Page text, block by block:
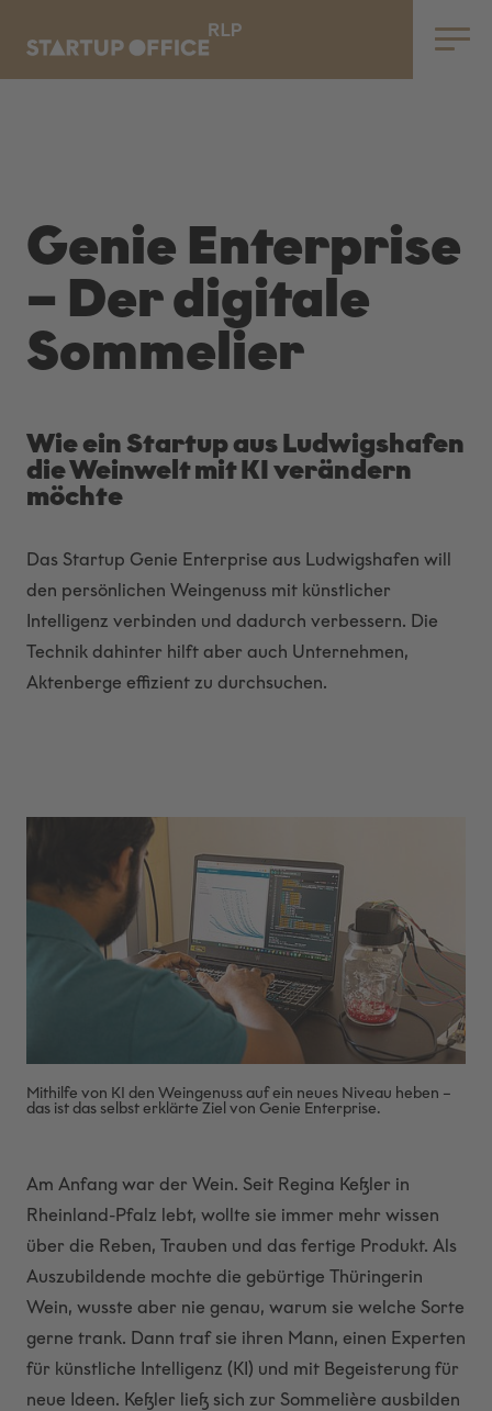
Genie Enterprise
– Der digitale
Sommelier
Wie ein Startup aus Ludwigshafen
die Weinwelt mit KI verändern
möchte
Das Startup Genie Enterprise aus Ludwigshafen will
den persönlichen Weingenuss mit künstlicher
Intelligenz verbinden und dadurch verbessern. Die
Technik dahinter hilft aber auch Unternehmen,
Aktenberge effizient zu durchsuchen.
Mithilfe von KI den Weingenuss auf ein neues Niveau heben –
das ist das selbst erklärte Ziel von Genie Enterprise.
Am Anfang war der Wein. Seit Regina Keßler in
Rheinland-Pfalz lebt, wollte sie immer mehr wissen
über die Reben, Trauben und das fertige Produkt. Als
Auszubildende mochte die gebürtige Thüringerin
Wein, wusste aber nie genau, warum sie welche Sorte
gerne trank. Dann traf sie ihren Mann, einen Experten
für künstliche Intelligenz (KI) und mit Begeisterung für
neue Ideen. Keßler ließ sich zur Sommelière ausbilden